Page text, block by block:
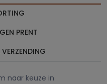
PRENT
naar keuze in